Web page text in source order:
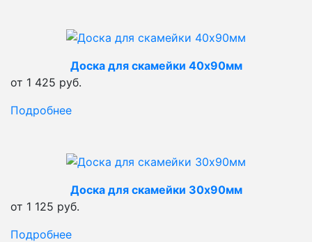
Доска для скамейки 40х90мм
от 1 425 руб.
Подробнее
Доска для скамейки 30х90мм
от 1 125 руб.
Подробнее